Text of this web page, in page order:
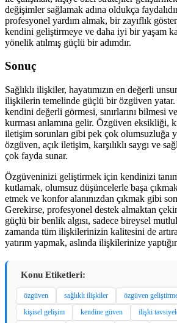
değişimler sağlamak adına oldukça
profesyonel yardım almak, bir zayıflık
kendini geliştirmeye ve daha iyi bir yaşam
yönelik atılmış güçlü bir adımdır.
Sonuç
Sağlıklı ilişkiler, hayatımızın en değerli
ilişkilerin temelinde güçlü bir özgüven
kendini değerli görmesi, sınırlarını bilmesi
kurması anlamına gelir. Özgüven eksikliği,
iletişim sorunları gibi pek çok olumsuzluğa
özgüven, açık iletişim, karşılıklı saygı ve
çok fayda sunar.
Özgüveninizi geliştirmek için kendinizi
kutlamak, olumsuz düşüncelerle başa
etmek ve konfor alanınızdan çıkmak gibi
Gerekirse, profesyonel destek almaktan
güçlü bir benlik algısı, sadece bireysel
zamanda tüm ilişkilerinizin kalitesini de
yatırım yapmak, aslında ilişkilerinize
Konu Etiketleri:
özgüven sağlıklı ilişkiler özgüven
kişisel gelişim
kendine güven ilişki